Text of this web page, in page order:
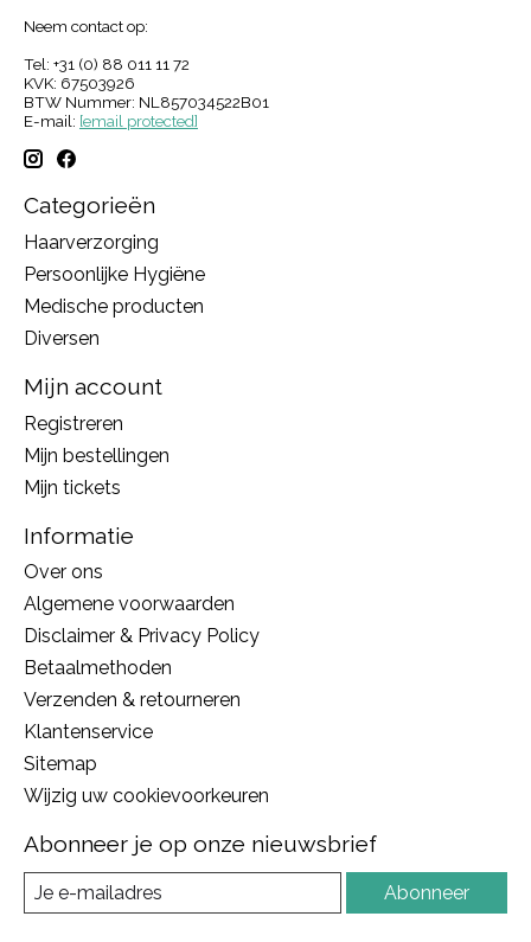
Neem contact op:
Tel: +31 (0) 88 011 11 72
KVK: 67503926
BTW Nummer: NL857034522B01
E-mail: [email protected]
Categorieën
Haarverzorging
Persoonlijke Hygiëne
Medische producten
Diversen
Mijn account
Registreren
Mijn bestellingen
Mijn tickets
Informatie
Over ons
Algemene voorwaarden
Disclaimer & Privacy Policy
Betaalmethoden
Verzenden & retourneren
Klantenservice
Sitemap
Wijzig uw cookievoorkeuren
Abonneer je op onze nieuwsbrief
Abonneer